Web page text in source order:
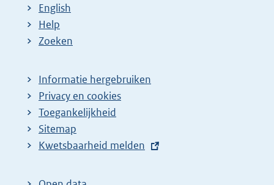
English
Help
Zoeken
Informatie hergebruiken
Privacy en cookies
Toegankelijkheid
Sitemap
E
t
Kwetsbaarheid melden